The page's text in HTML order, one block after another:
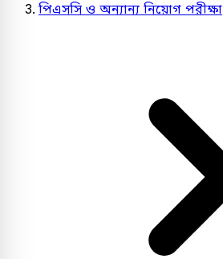
পিএসসি ও অন্যান্য নিয়োগ পরীক্ষা